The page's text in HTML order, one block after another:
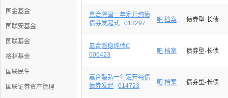
国金基金
国联安基金
国联基金
格林基金
国联民生
国联证券资产管理
嘉合磐固一年定开纯债
债券发起式
013297 吧 档案 债券型-长债
嘉合磐稳纯债C
006423
吧 档案 债券型-长债
嘉合磐弘一年定开纯债
债券发起
014723 吧 档案 债券型-长债